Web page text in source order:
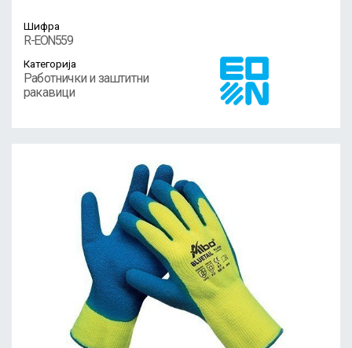
Шифра
R-EON559
Категорија
Работнички и заштитни
ракавици